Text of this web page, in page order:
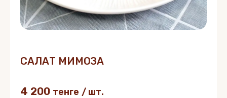
САЛАТ МИМОЗА
4 200 тенге / шт.